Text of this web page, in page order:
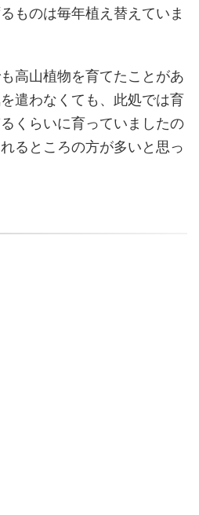
ものは毎年植え替えていま
高山植物を育てたことがあ
遣わなくても、此処では育
くらいに育っていましたの
るところの方が多いと思っ